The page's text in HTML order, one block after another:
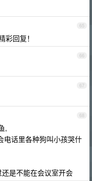
65
回复！
66
67
68
,
电话里各种狗叫小孩哭什
是不能在会议室开会